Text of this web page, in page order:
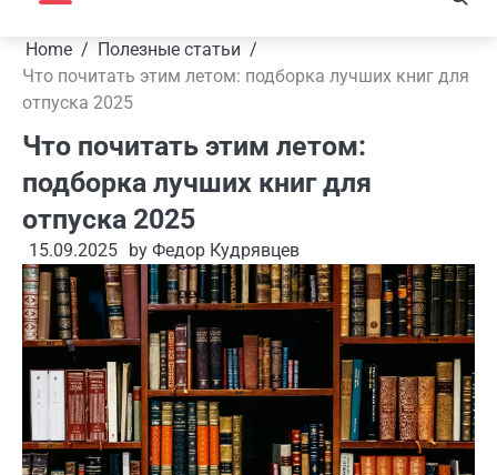
Home
Полезные статьи
Что почитать этим летом: подборка лучших книг для
отпуска 2025
Что почитать этим летом:
подборка лучших книг для
отпуска 2025
15.09.2025 by Федор Кудрявцев